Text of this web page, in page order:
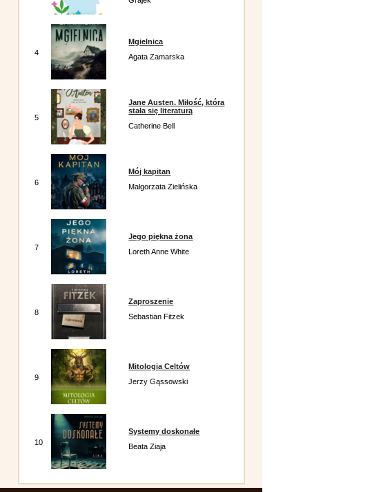
4
Mgielnica
Agata Zamarska
5
Jane Austen. Miłość, która
stała się literaturą
Catherine Bell
6
Mój kapitan
Małgorzata Zielińska
7
Jego piękna żona
Loreth Anne White
8
Zaproszenie
Sebastian Fitzek
9
Mitologia Celtów
Jerzy Gąssowski
10
Systemy doskonałe
Beata Ziaja